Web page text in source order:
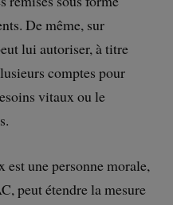
De même, sur
lui autoriser, à titre
comptes pour
vitaux ou le
une personne morale,
peut étendre la mesure